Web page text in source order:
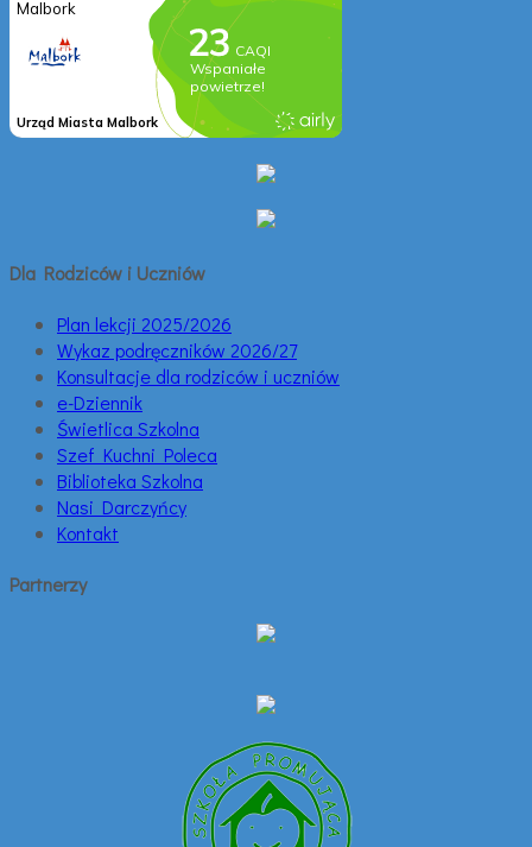
Dla Rodziców i Uczniów
Plan lekcji 2025/2026
Wykaz podręczników 2026/27
Konsultacje dla rodziców i uczniów
e-Dziennik
Świetlica Szkolna
Szef Kuchni Poleca
Biblioteka Szkolna
Nasi Darczyńcy
Kontakt
Partnerzy